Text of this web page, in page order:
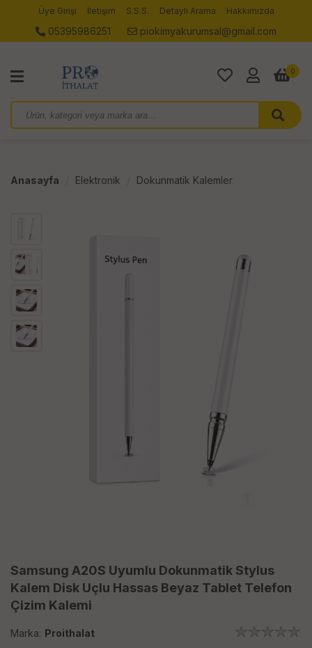
Üye Girişi İletişim S.S.S. Detaylı Arama Hakkımızda
05395986251 piokimyakurumsal@gmail.com
0
Anasayfa Elektronik Dokunmatik Kalemler
Samsung A20S Uyumlu Dokunmatik Stylus
Kalem Disk Uçlu Hassas Beyaz Tablet Telefon
Çizim Kalemi
Marka: Proithalat